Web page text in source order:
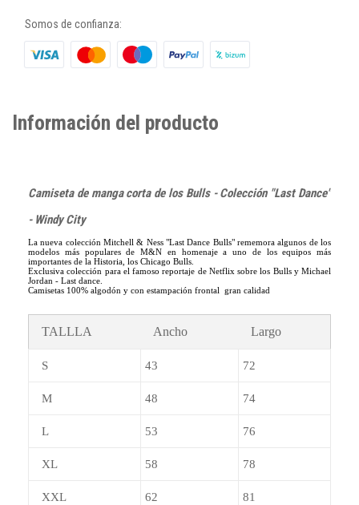
Somos de confianza:
Información del producto
Camiseta de manga corta de los Bulls - Colección "Last Dance"
- Windy City
La nueva colección Mitchell & Ness "Last Dance Bulls" rememora algunos de los
modelos más populares de M&N en homenaje a uno de los equipos más
importantes de la Historia, los Chicago Bulls.
Exclusiva colección para el famoso reportaje de Netflix sobre los Bulls y Michael
Jordan - Last dance.
Camisetas 100% algodón y con estampación frontal gran calidad
TALLLA Ancho Largo
S 43 72
M 48 74
L 53 76
XL 58 78
XXL 62 81